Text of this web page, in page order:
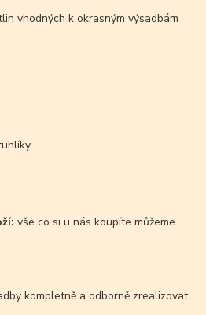
vhodných k okrasným výsadbám
vše co si u nás koupíte můžeme
kompletně a odborně zrealizovat.